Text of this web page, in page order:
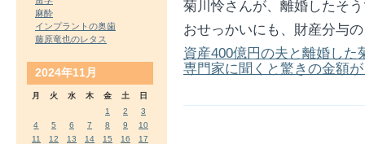
菊川怜さんが、離婚したそ
おせっかいにも、財産分与
資産400億円の夫と離婚し
専門家に聞くと驚きの金額
麻酔
インプラントの奥歯
藤原竜也のレタス
2024年11月
月 火 水 木 金 土
日
1
2
3
4
5 6 7 8 9
10
11
12 13 14 15 16
17